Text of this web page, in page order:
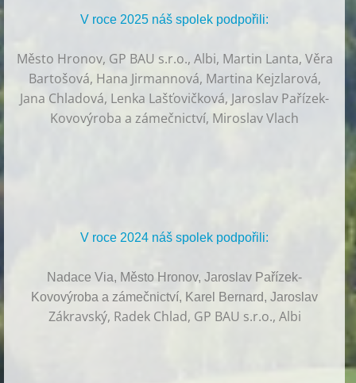
V roce 2025 náš spolek podpořili:
Město Hronov, GP BAU s.r.o., Albi, Martin Lanta, Věra
Bartošová, Hana Jirmannová, Martina Kejzlarová,
Jana Chladová, Lenka Lašťovičková, Jaroslav Pařízek-
Kovovýroba a zámečnictví, Miroslav Vlach
V roce 2024 náš spolek podpořili:
Nadace Via, Město Hronov, Jaroslav Pařízek-
Kovovýroba a zámečnictví, Karel Bernard, Jaroslav
Zákravský, Radek Chlad, GP BAU s.r.o., Albi